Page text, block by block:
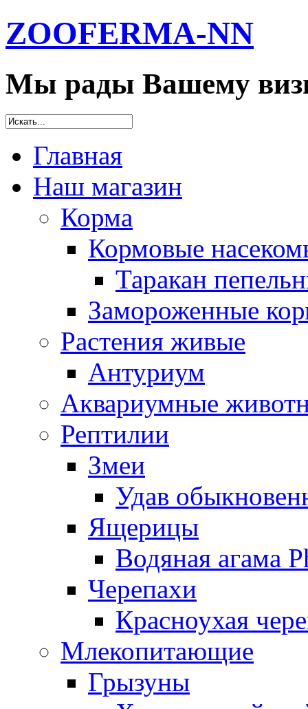
ZOOFERMA-NN
Мы рады Вашему
Главная
Наш магазин
Корма
Кормовые
Таракан
Замороженные
Растения живые
Антуриум
Аквариумные
Рептилии
Змеи
Удав
Ящерицы
Водяная агама
Черепахи
Красноухая
Млекопитающие
Грызуны